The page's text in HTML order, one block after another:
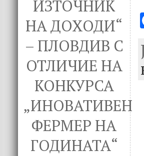
ИЗТОЧНИК
НА ДОХОДИ“
– ПЛОВДИВ С
ОТЛИЧИЕ НА
КОНКУРСА
„ИНОВАТИВЕН
ФЕРМЕР НА
ГОДИНАТА“